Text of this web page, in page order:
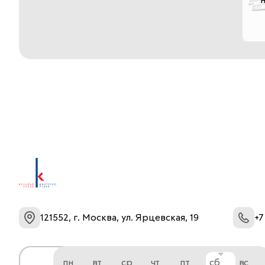
121552, г. Москва, ул. Ярцевская, 19
пн вт ср чт пт сб вс